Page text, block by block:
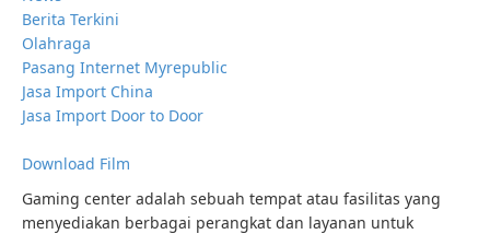
Berita Terkini
Olahraga
Pasang Internet Myrepublic
Jasa Import China
Jasa Import Door to Door
Download Film
Gaming center adalah sebuah tempat atau fasilitas yang
menyediakan berbagai perangkat dan layanan untuk